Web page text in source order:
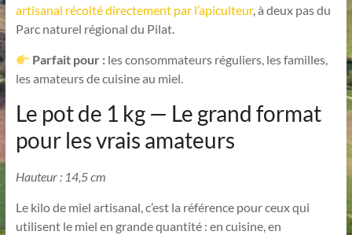
artisanal récolté directement par l’apiculteur, à deux pas du
Parc naturel régional du Pilat.
Parfait pour :les consommateurs réguliers, les familles,
les amateurs de cuisine au miel.
Le pot de 1 kg — Le grand format
pour les vrais amateurs
Hauteur : 14,5 cm
Le kilo de miel artisanal, c’est la référence pour ceux qui
utilisent le miel en grande quantité : en cuisine, en